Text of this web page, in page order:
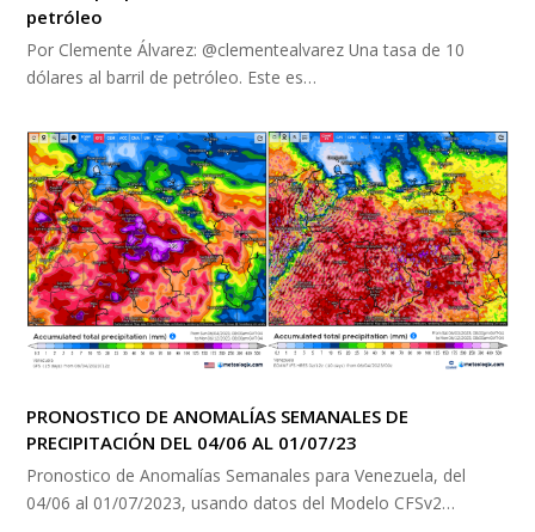
petróleo
Por Clemente Álvarez: @clementealvarez Una tasa de 10
dólares al barril de petróleo. Este es…
PRONOSTICO DE ANOMALÍAS SEMANALES DE
PRECIPITACIÓN DEL 04/06 AL 01/07/23
Pronostico de Anomalías Semanales para Venezuela, del
04/06 al 01/07/2023, usando datos del Modelo CFSv2…